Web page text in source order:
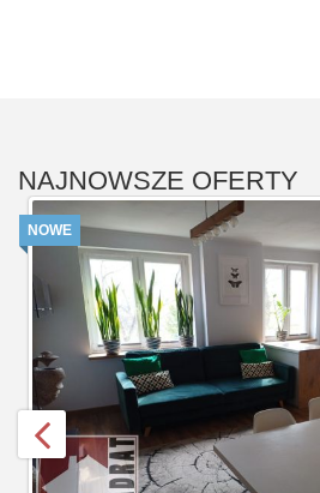
NAJNOWSZE OFERTY
NOWE